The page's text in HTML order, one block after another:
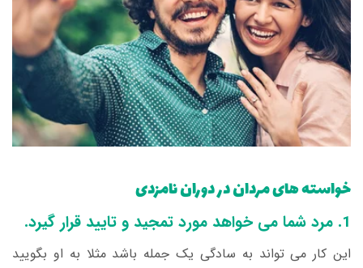
خواسته های مردان در دوران نامزدی
1. مرد شما می خواهد مورد تمجید و تایید قرار گیرد.
این کار می تواند به سادگی یک جمله باشد مثلا به او بگویید